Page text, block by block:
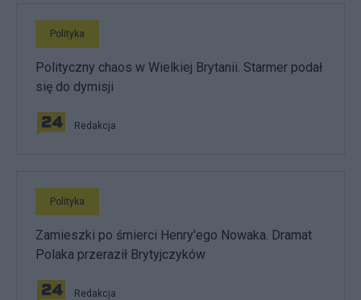
Polityka
Polityczny chaos w Wielkiej Brytanii. Starmer podał
się do dymisji
Redakcja
Polityka
Zamieszki po śmierci Henry'ego Nowaka. Dramat
Polaka przeraził Brytyjczyków
Redakcja